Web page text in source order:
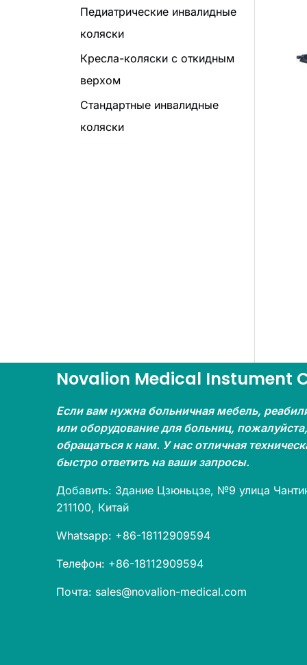
Педиатрические инвалидные
коляски
Кресла-коляски с откидным
верхом
Стандартные инвалидные
коляски
Novalion Medical Instument
Если вам нужна больничная мебель,
или оборудование для больниц,
обращаться к нам. У нас отличная
быстро ответить на ваши запросы.
Добавить: Здание Цзюньцзе, №9 улица
211100, Китай
Whatsapp: +86-18112909594
Телефон: +86-18112909594
Почта: sales@novalion-medical.com